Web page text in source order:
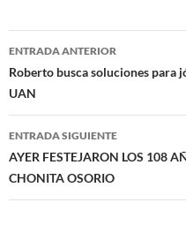
Navegación
de
entradas
ENTRADA ANTERIOR
Roberto busca soluciones para
UAN
ENTRADA SIGUIENTE
AYER FESTEJARON LOS 108
CHONITA OSORIO